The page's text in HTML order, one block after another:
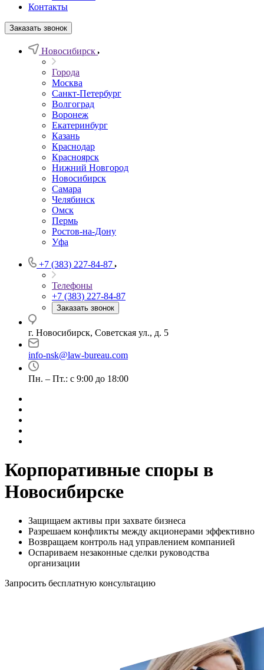
Контакты
Заказать звонок
Новосибирск
Города
Москва
Санкт-Петербург
Волгоград
Воронеж
Екатеринбург
Казань
Краснодар
Красноярск
Нижний Новгород
Новосибирск
Самара
Челябинск
Омск
Пермь
Ростов-на-Дону
Уфа
+7 (383) 227-84-87
Телефоны
+7 (383) 227-84-87
Заказать звонок
г. Новосибирск, Советская ул., д. 5
info-nsk@law-bureau.com
Пн. – Пт.: с 9:00 до 18:00
Корпоративные споры в
Новосибирске
Защищаем активы при захвате бизнеса
Разрешаем конфликты между акционерами эффективно
Возвращаем контроль над управлением компанией
Оспариваем незаконные сделки руководства
организации
Запросить бесплатную консультацию